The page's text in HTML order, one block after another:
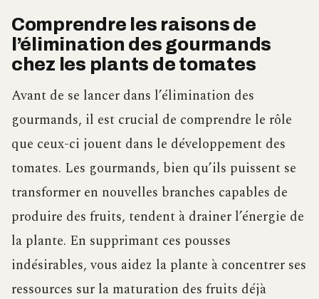
Comprendre les raisons de
l’élimination des gourmands
chez les plants de tomates
Avant de se lancer dans l’élimination des
gourmands, il est crucial de comprendre le rôle
que ceux-ci jouent dans le développement des
tomates. Les gourmands, bien qu’ils puissent se
transformer en nouvelles branches capables de
produire des fruits, tendent à drainer l’énergie de
la plante. En supprimant ces pousses
indésirables, vous aidez la plante à concentrer ses
ressources sur la maturation des fruits déjà